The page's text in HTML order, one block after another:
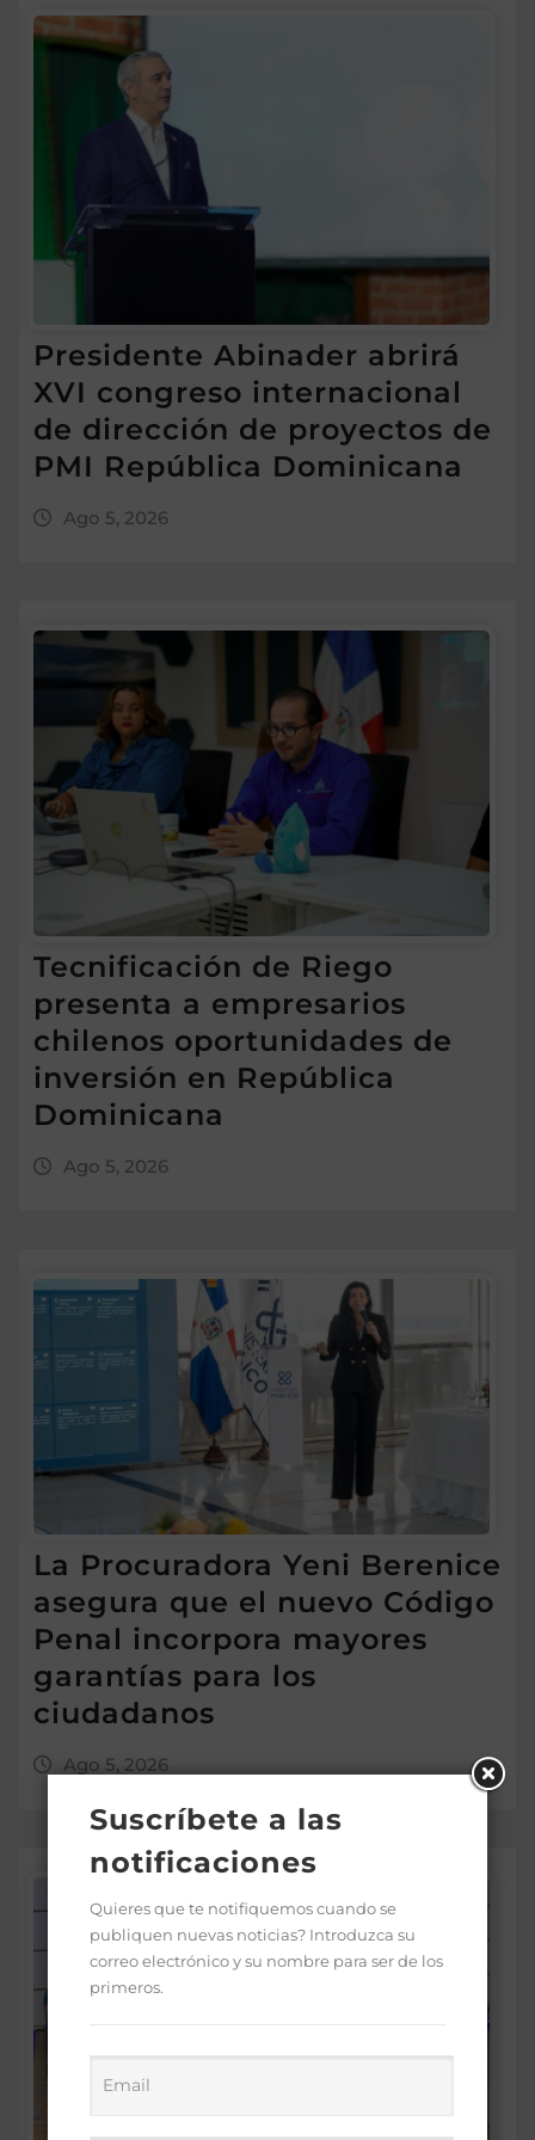
Presidente Abinader abrirá
XVI congreso internacional
de dirección de proyectos de
PMI República Dominicana
Ago 5, 2026
Tecnificación de Riego
presenta a empresarios
chilenos oportunidades de
inversión en República
Dominicana
Ago 5, 2026
La Procuradora Yeni Berenice
asegura que el nuevo Código
Penal incorpora mayores
garantías para los
ciudadanos
Ago 5, 2026
Suscríbete a las
notificaciones
Quieres que te notifiquemos cuando se
publiquen nuevas noticias? Introduzca su
correo electrónico y su nombre para ser de los
primeros.